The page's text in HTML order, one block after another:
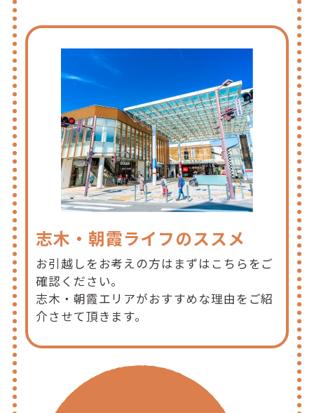
志木・朝霞ライフのススメ
お引越しをお考えの方はまずはこちらをご
確認ください。
志木・朝霞エリアがおすすめな理由をご紹
介させて頂きます。